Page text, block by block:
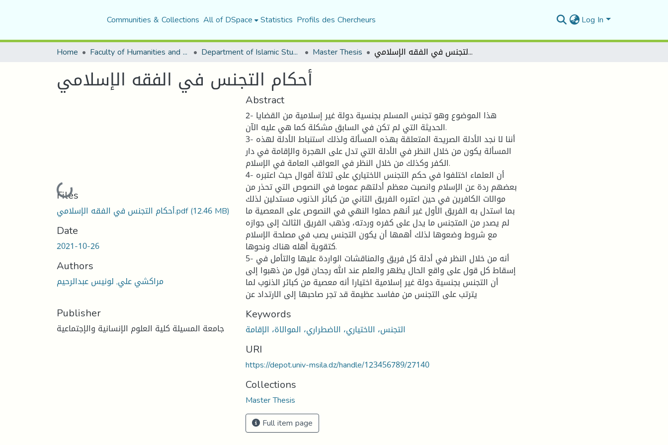
Communities & Collections All of DSpace Statistics Profils des Chercheurs Log In
Home Faculty of Humanities and Social Sciences Department of Islamic Studies Master Thesis أحكام التجنس في الفقه الإسلامي
أحكام التجنس في الفقه الإسلامي
Loading...
Files
أحكام التجنس في الفقه الإسلامي.pdf(12.46 MB)
Date
2021-10-26
Authors
مراكشي علي, لونيس عبدالرحيم
Publisher
جامعة المسيلة كلية العلوم الإنسانية والإجتماعية
Abstract
2- هذا الموضوع وهو تجنس المسلم بجنسية دولة غير إسلامية من القضايا
الحديثة التي لم تكن في السابق مشكلة كما هي عليه الآن.
3- أننا لا نجد الأدلة الصريحة المتعلقة بهذه المسألة ولذلك استنباط الأدلة لهذه
المسألة يكون من خلال النظر في الأدلة التي تدل على الهجرة والإقامة في دار
الكفر وكذلك من خلال النظر في العواقب العامة في الإسلام.
4- أن العلماء اختلفوا في حكم التجنس الاختياري على ثلاثة أقوال حيث اعتبره
بعضهم ردة عن الإسلام وانصبت معظم أدلتهم عموما في النصوص التي تحذر من
موالات الكافرين في حين اعتبره الفريق الثاني من كبائر الذنوب مستدلين لذلك
بما استدل به الفريق الأول غير أنهم حملوا النهي في النصوص على المعصية ما
لم يصدر من المتجنس ما يدل على كفره وردته، وذهب الفريق الثالث إلى جوازه
مع شروط وضعوها لذلك أهمها أن يكون التجنس يصب في مصلحة الإسلام
كتقوية أهله هناك ونحوها.
5- أنه من خلال النظر في أدلة كل فريق والمناقشات الواردة عليها والتأمل في
إسقاط كل قول على واقع الحال يظهر والعلم عند الله رجحان قول من ذهبوا إلى
أن التجنس بجنسية دولة غير إسلامية اختيارا أنه معصية من كبائر الذنوب لما
يترتب على التجنس من مفاسد عظيمة قد تجر صاحبها إلى الارتداد عن
Keywords
التجنس، الاختياري، الاضطراري، الموالاة، الإقامة
URI
https://depot.univ-msila.dz/handle/123456789/27140
Collections
Master Thesis
Full item page